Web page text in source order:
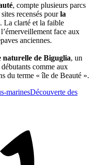
, compte plusieurs parcs
recensés pourla
. La clarté et la faible
face aux
anciennes.
naturelle de Biguglia, un
comme aux
du terme « île de Beauté ».
marinesDécouverte des